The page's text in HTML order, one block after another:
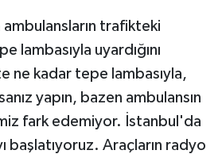
trafikteki
lambasıyla uyardığını
ne kadar tepe lambasıyla,
yapın, bazen ambulansın
fark edemiyor. İstanbul'da
başlatıyoruz. Araçların radyo